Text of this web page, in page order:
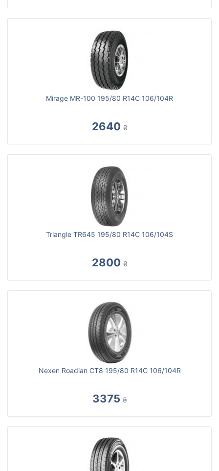
Mirage MR-100 195/80 R14C 106/104R
2640 ₴
Triangle TR645 195/80 R14C 106/104S
2800 ₴
Nexen Roadian CT8 195/80 R14C 106/104R
3375 ₴